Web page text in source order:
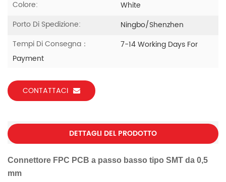
Colore:
White
Porto Di Spedizione:
Ningbo/Shenzhen
Tempi Di Consegna：
7-14 Working Days For
Payment
CONTATTACI
DETTAGLI DEL PRODOTTO
Connettore FPC PCB a passo basso tipo SMT da 0,5
mm